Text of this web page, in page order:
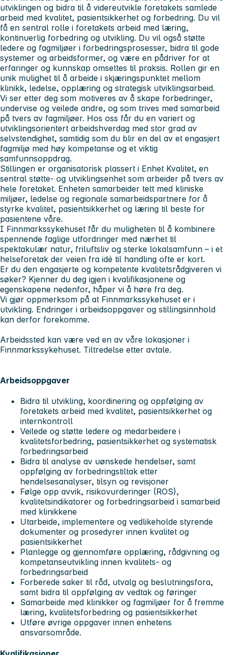
utviklingen og bidra til å videreutvikle foretakets samlede
arbeid med kvalitet, pasientsikkerhet og forbedring. Du vil
få en sentral rolle i foretakets arbeid med læring,
kontinuerlig forbedring og utvikling. Du vil også støtte
ledere og fagmiljøer i forbedringsprosesser, bidra til gode
systemer og arbeidsformer, og være en pådriver for at
erfaringer og kunnskap omsettes til praksis. Rollen gir en
unik mulighet til å arbeide i skjæringspunktet mellom
klinikk, ledelse, opplæring og strategisk utviklingsarbeid.
Vi ser etter deg som motiveres av å skape forbedringer,
undervise og veilede andre, og som trives med samarbeid
på tvers av fagmiljøer. Hos oss får du en variert og
utviklingsorientert arbeidshverdag med stor grad av
selvstendighet, samtidig som du blir en del av et engasjert
fagmiljø med høy kompetanse og et viktig
samfunnsoppdrag.
Stillingen er organisatorisk plassert i Enhet Kvalitet, en
sentral støtte- og utviklingsenhet som arbeider på tvers av
hele foretaket. Enheten samarbeider tett med kliniske
miljøer, ledelse og regionale samarbeidspartnere for å
styrke kvalitet, pasientsikkerhet og læring til beste for
pasientene våre.
I Finnmarkssykehuset får du muligheten til å kombinere
spennende faglige utfordringer med nærhet til
spektakulær natur, friluftsliv og sterke lokalsamfunn – i et
helseforetak der veien fra idé til handling ofte er kort.
Er du den engasjerte og kompetente kvalitetsrådgiveren vi
søker? Kjenner du deg igjen i kvalifikasjonene og
egenskapene nedenfor, håper vi å høre fra deg.
Vi gjør oppmerksom på at Finnmarkssykehuset er i
utvikling. Endringer i arbeidsoppgaver og stillingsinnhold
kan derfor forekomme.
Arbeidssted kan være ved en av våre lokasjoner i
Finnmarkssykehuset. Tiltredelse etter avtale.
Arbeidsoppgaver
Bidra til utvikling, koordinering og oppfølging av
foretakets arbeid med kvalitet, pasientsikkerhet og
internkontroll
Veilede og støtte ledere og medarbeidere i
kvalitetsforbedring, pasientsikkerhet og systematisk
forbedringsarbeid
Bidra til analyse av uønskede hendelser, samt
oppfølging av forbedringstiltak etter
hendelsesanalyser, tilsyn og revisjoner
Følge opp avvik, risikovurderinger (ROS),
kvalitetsindikatorer og forbedringsarbeid i samarbeid
med klinikkene
Utarbeide, implementere og vedlikeholde styrende
dokumenter og prosedyrer innen kvalitet og
pasientsikkerhet
Planlegge og gjennomføre opplæring, rådgivning og
kompetanseutvikling innen kvalitets- og
forbedringsarbeid
Forberede saker til råd, utvalg og beslutningsfora,
samt bidra til oppfølging av vedtak og føringer
Samarbeide med klinikker og fagmiljøer for å fremme
læring, kvalitetsforbedring og pasientsikkerhet
Utføre øvrige oppgaver innen enhetens
ansvarsområde.